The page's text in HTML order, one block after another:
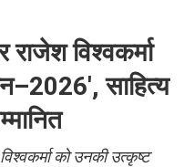
विश्वकर्मा
साहित्य
को उनकी उत्कृष्ट